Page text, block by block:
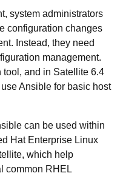
system administrators
configuration changes
Instead, they need
management.
and in Satellite 6.4
Ansible for basic host
can be used within
Hat Enterprise Linux
which help
common RHEL